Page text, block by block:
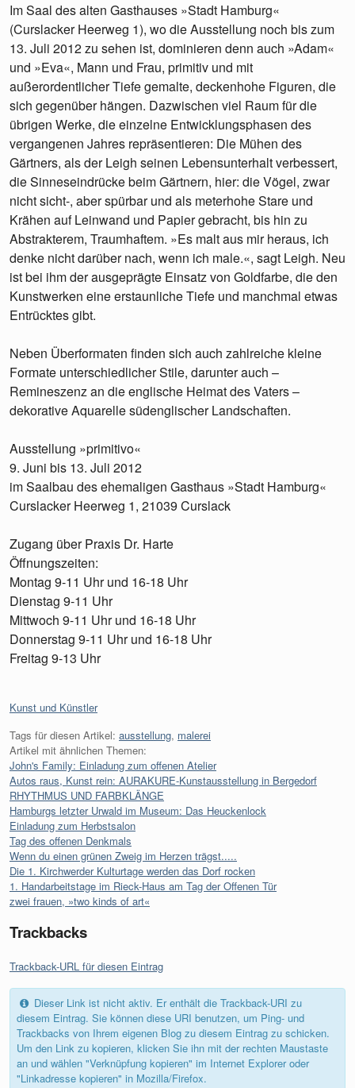
Im Saal des alten Gasthauses »Stadt Hamburg«
(Curslacker Heerweg 1), wo die Ausstellung noch bis zum
13. Juli 2012 zu sehen ist, dominieren denn auch »Adam«
und »Eva«, Mann und Frau, primitiv und mit
außerordentlicher Tiefe gemalte, deckenhohe Figuren, die
sich gegenüber hängen. Dazwischen viel Raum für die
übrigen Werke, die einzelne Entwicklungsphasen des
vergangenen Jahres repräsentieren: Die Mühen des
Gärtners, als der Leigh seinen Lebensunterhalt verbessert,
die Sinneseindrücke beim Gärtnern, hier: die Vögel, zwar
nicht sicht-, aber spürbar und als meterhohe Stare und
Krähen auf Leinwand und Papier gebracht, bis hin zu
Abstrakterem, Traumhaftem. »Es malt aus mir heraus, ich
denke nicht darüber nach, wenn ich male.«, sagt Leigh. Neu
ist bei ihm der ausgeprägte Einsatz von Goldfarbe, die den
Kunstwerken eine erstaunliche Tiefe und manchmal etwas
Entrücktes gibt.
Neben Überformaten finden sich auch zahlreiche kleine
Formate unterschiedlicher Stile, darunter auch –
Remineszenz an die englische Heimat des Vaters –
dekorative Aquarelle südenglischer Landschaften.
Ausstellung »primitivo«
9. Juni bis 13. Juli 2012
im Saalbau des ehemaligen Gasthaus »Stadt Hamburg«
Curslacker Heerweg 1, 21039 Curslack
Zugang über Praxis Dr. Harte
Öffnungszeiten:
Montag 9-11 Uhr und 16-18 Uhr
Dienstag 9-11 Uhr
Mittwoch 9-11 Uhr und 16-18 Uhr
Donnerstag 9-11 Uhr und 16-18 Uhr
Freitag 9-13 Uhr
Kategorien:
Kunst und Künstler
Tags für diesen Artikel: ausstellung, malerei
Artikel mit ähnlichen Themen:
John's Family: Einladung zum offenen Atelier
Autos raus, Kunst rein: AURAKURE-Kunstausstellung in Bergedorf
RHYTHMUS UND FARBKLÄNGE
Hamburgs letzter Urwald im Museum: Das Heuckenlock
Einladung zum Herbstsalon
Tag des offenen Denkmals
Wenn du einen grünen Zweig im Herzen trägst.....
Die 1. Kirchwerder Kulturtage werden das Dorf rocken
1. Handarbeitstage im Rieck-Haus am Tag der Offenen Tür
zwei frauen, »two kinds of art«
Trackbacks
Trackback-URL für diesen Eintrag
Dieser Link ist nicht aktiv. Er enthält die Trackback-URI zu
diesem Eintrag. Sie können diese URI benutzen, um Ping- und
Trackbacks von Ihrem eigenen Blog zu diesem Eintrag zu schicken.
Um den Link zu kopieren, klicken Sie ihn mit der rechten Maustaste
an und wählen "Verknüpfung kopieren" im Internet Explorer oder
"Linkadresse kopieren" in Mozilla/Firefox.